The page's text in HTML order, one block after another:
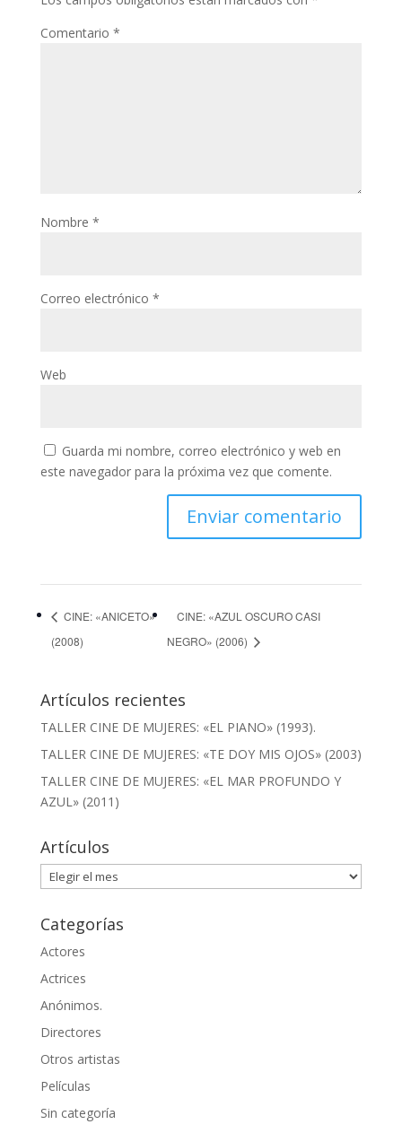
Comentario *
Nombre *
Correo electrónico *
Web
Guarda mi nombre, correo electrónico y web en
este navegador para la próxima vez que comente.
CINE: «ANICETO»
(2008)
CINE: «AZUL OSCURO CASI
NEGRO» (2006)
Artículos recientes
TALLER CINE DE MUJERES: «EL PIANO» (1993).
TALLER CINE DE MUJERES: «TE DOY MIS OJOS» (2003)
TALLER CINE DE MUJERES: «EL MAR PROFUNDO Y
AZUL» (2011)
Artículos
Artículos
Categorías
Actores
Actrices
Anónimos.
Directores
Otros artistas
Películas
Sin categoría